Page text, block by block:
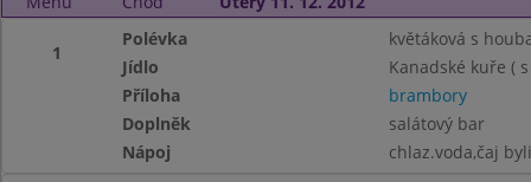
1
Polévka
květáková s
Jídlo
Kanadské kuře (
Příloha
brambory
Doplněk
salátový bar
Nápoj
chlaz.voda,čaj